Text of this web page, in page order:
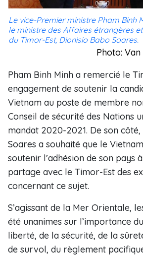
Le vice-Premier ministre Pham Binh
le ministre des Affaires étrangères
du Timor-Est, Dionisio Babo Soares.
Photo:
Pham Binh Minh a remercié le
engagement de soutenir la
Vietnam au poste de membre
Conseil de sécurité des Nations
mandat 2020-2021. De son
Soares a souhaité que le
soutenir l’adhésion de son pays
partage avec le Timor-Est des
concernant ce sujet.
S’agissant de la Mer Orientale,
été unanimes sur l’importance
liberté, de la sécurité, de la
de survol, du règlement